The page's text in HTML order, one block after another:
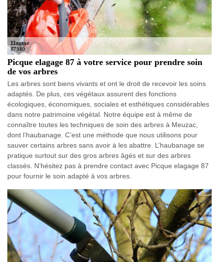
Picque elagage 87 à votre service pour prendre soin
de vos arbres
Les arbres sont biens vivants et ont le droit de recevoir les soins
adaptés. De plus, ces végétaux assurent des fonctions
écologiques, économiques, sociales et esthétiques considérables
dans notre patrimoine végétal. Notre équipe est à même de
connaître toutes les techniques de soin des arbres à Meuzac,
dont l’haubanage. C’est une méthode que nous utilisons pour
sauver certains arbres sans avoir à les abattre. L’haubanage se
pratique surtout sur des gros arbres âgés et sur des arbres
classés. N’hésitez pas à prendre contact avec Picque elagage 87
pour fournir le soin adapté à vos arbres.